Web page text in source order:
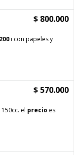
$ 800.000
200i con papeles y
$ 570.000
el precio es